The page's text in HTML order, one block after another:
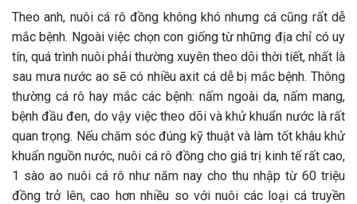
Theo anh, nuôi cá rô đồng không khó nhưng cá cũng rất dễ
mắc bệnh. Ngoài việc chọn con giống từ những địa chỉ có uy
tín, quá trình nuôi phải thường xuyên theo dõi thời tiết, nhất là
sau mưa nước ao sẽ có nhiều axit cá dễ bị mắc bệnh. Thông
thường cá rô hay mắc các bệnh: nấm ngoài da, nấm mang,
bệnh đầu đen, do vậy việc theo dõi và khử khuẩn nước là rất
quan trọng. Nếu chăm sóc đúng kỹ thuật và làm tốt khâu khử
khuẩn nguồn nước, nuôi cá rô đồng cho giá trị kinh tế rất cao,
1 sào ao nuôi cá rô như năm nay cho thu nhập từ 60 triệu
đồng trở lên, cao hơn nhiều so với nuôi các loại cá truyền